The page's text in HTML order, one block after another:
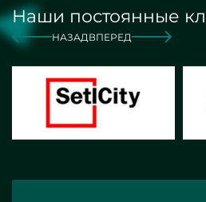
Наши постоянные
НАЗАД ВПЕРЕД